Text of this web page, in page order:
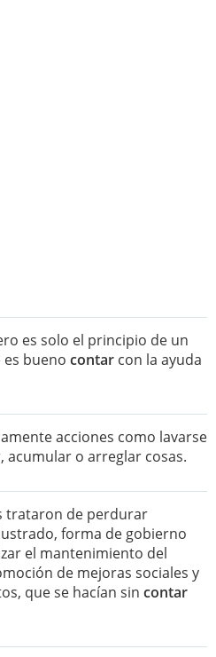
es solo el principio de un
bueno contar con la ayuda
acciones como lavarse
acumular o arreglar cosas.
trataron de perdurar
forma de gobierno
el mantenimiento del
de mejoras sociales y
que se hacían sin contar